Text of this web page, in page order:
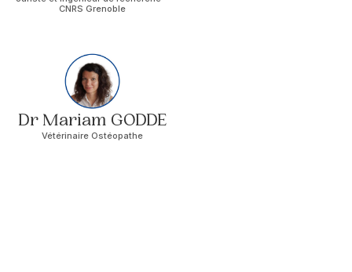
CNRS Grenoble
Dr Mariam GODDE
Vétérinaire Ostéopathe